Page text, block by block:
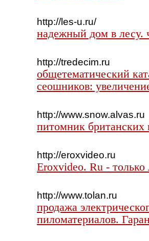
http://les-u.ru/
надежный дом в лесу.
http://tredecim.ru
общетематический
сеошников:
http://www.snow.alvas.ru
питомник
http://eroxvideo.ru
Eroxvideo. Ru -
http://www.tolan.ru
продажа
пиломатериалов.